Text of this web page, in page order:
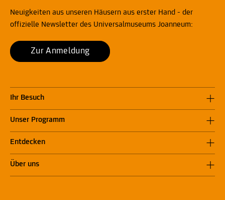
Neuigkeiten aus unseren Häusern aus erster Hand - der
offizielle Newsletter des Universalmuseums Joanneum:
Zur Anmeldung
Ihr Besuch
Unser Programm
Entdecken
Über uns